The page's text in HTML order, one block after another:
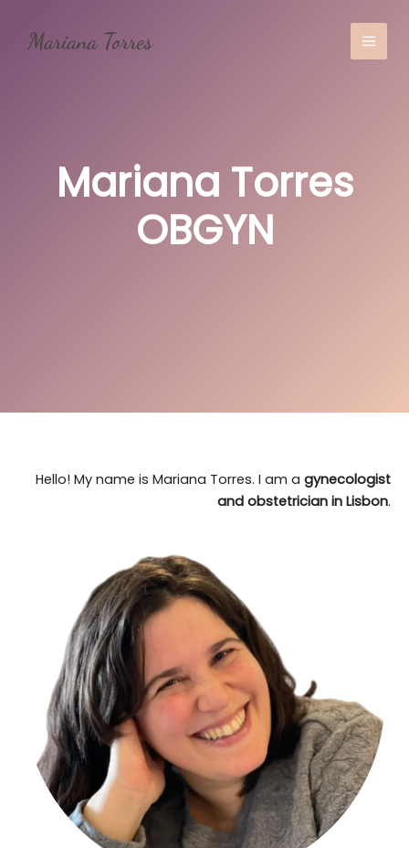
content
Mariana Torres
OBGYN
Hello! My name is Mariana Torres. I am a gynecologist
and obstetrician in Lisbon.